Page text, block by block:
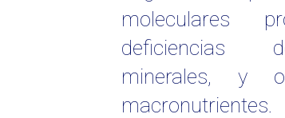
moleculares
deficiencias
minerales, y
macronutrientes.